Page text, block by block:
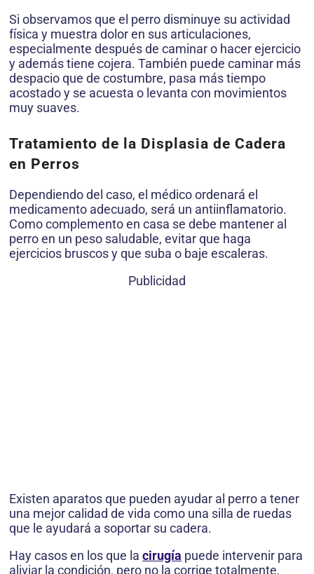
Si observamos que el perro disminuye su actividad
física y muestra dolor en sus articulaciones,
especialmente después de caminar o hacer ejercicio
y además tiene cojera. También puede caminar más
despacio que de costumbre, pasa más tiempo
acostado y se acuesta o levanta con movimientos
muy suaves.
Tratamiento de la Displasia de Cadera
en Perros
Dependiendo del caso, el médico ordenará el
medicamento adecuado, será un antiinflamatorio.
Como complemento en casa se debe mantener al
perro en un peso saludable, evitar que haga
ejercicios bruscos y que suba o baje escaleras.
Publicidad
Existen aparatos que pueden ayudar al perro a tener
una mejor calidad de vida como una silla de ruedas
que le ayudará a soportar su cadera.
Hay casos en los que la cirugía puede intervenir para
aliviar la condición, pero no la corrige totalmente,